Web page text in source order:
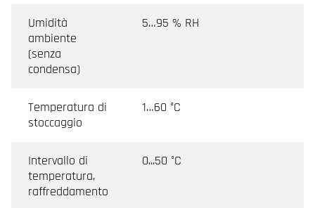
Umidità
ambiente
(senza
condensa)
5…95 % RH
Temperatura di
stoccaggio
1…60 °C
Intervallo di
temperatura,
raffreddamento
0...50 °C